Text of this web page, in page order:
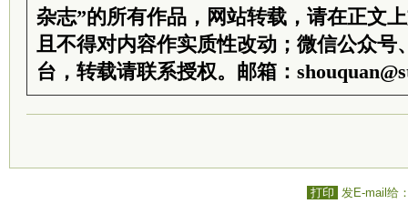
杂志”的所有作品，网站转载，请在正文
且不得对内容作实质性改动；微信公众号
台，转载请联系授权。邮箱：
打印 发E-mail给